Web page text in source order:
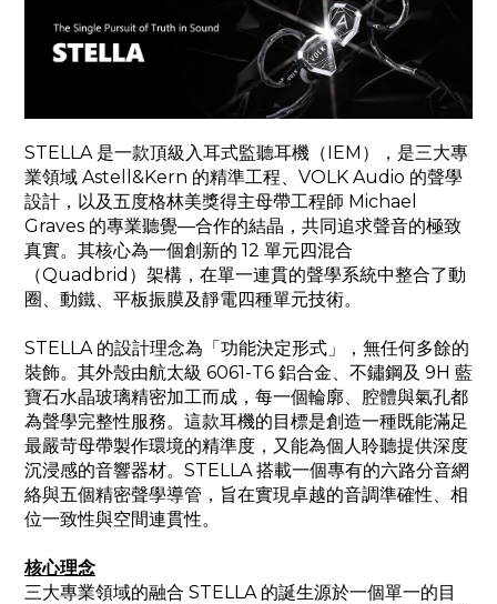
STELLA 是一款頂級入耳式監聽耳機（IEM），是三大專
業領域 Astell&Kern 的精準工程、VOLK Audio 的聲學
設計，以及五度格林美獎得主母帶工程師 Michael
Graves 的專業聽覺—合作的結晶，共同追求聲音的極致
真實。其核心為一個創新的 12 單元四混合
（Quadbrid）架構，在單一連貫的聲學系統中整合了動
圈、動鐵、平板振膜及靜電四種單元技術。
STELLA 的設計理念為「功能決定形式」，無任何多餘的
裝飾。其外殼由航太級 6061-T6 鋁合金、不鏽鋼及 9H 藍
寶石水晶玻璃精密加工而成，每一個輪廓、腔體與氣孔都
為聲學完整性服務。這款耳機的目標是創造一種既能滿足
最嚴苛母帶製作環境的精準度，又能為個人聆聽提供深度
沉浸感的音響器材。STELLA 搭載一個專有的六路分音網
絡與五個精密聲學導管，旨在實現卓越的音調準確性、相
位一致性與空間連貫性。
核心理念
三大專業領域的融合 STELLA 的誕生源於一個單一的目